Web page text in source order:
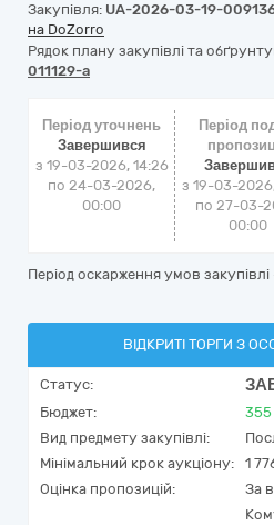
Закупівля: UA-2026-03-19-
на DoZorro
Рядок плану закупівлі та
011129-a
Період уточнень
Завершився
з 19-03-2026, 14:26
по 24-03-2026,
00:00
Період
з 19-03-
по 27-03-
00:00
Період оскарження умов закупівлі
ВІДКРИТІ ТОРГИ З
Статус:
Бюджет:
Вид предмету закупівлі:
Мінімальний крок аукціону:
1
Оцінка пропозицій:
За